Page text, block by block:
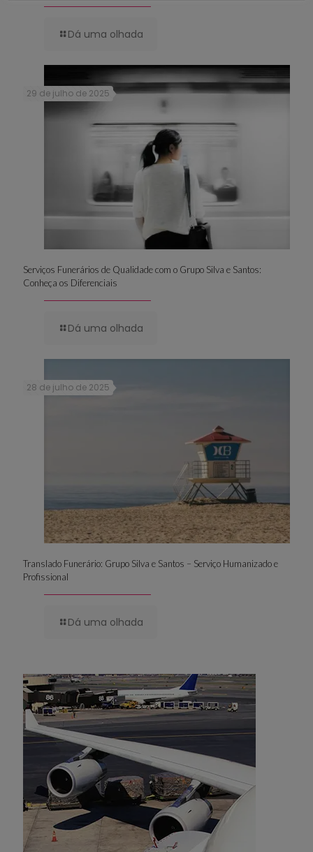
Dá uma olhada
29 de julho de 2025
Serviços Funerários de Qualidade com o Grupo Silva e Santos:
Conheça os Diferenciais
Dá uma olhada
28 de julho de 2025
Translado Funerário: Grupo Silva e Santos – Serviço Humanizado e
Profissional
Dá uma olhada